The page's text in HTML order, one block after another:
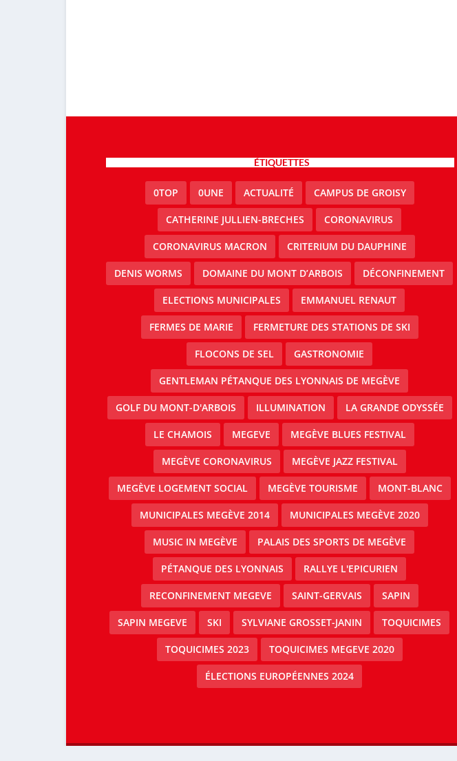
ÉTIQUETTES
0TOP 0UNE ACTUALITÉ CAMPUS DE GROISY
CATHERINE JULLIEN-BRECHES CORONAVIRUS
CORONAVIRUS MACRON CRITERIUM DU DAUPHINE
DENIS WORMS DOMAINE DU MONT D’ARBOIS DÉCONFINEMENT
ELECTIONS MUNICIPALES EMMANUEL RENAUT
FERMES DE MARIE FERMETURE DES STATIONS DE SKI
FLOCONS DE SEL GASTRONOMIE
GENTLEMAN PÉTANQUE DES LYONNAIS DE MEGÈVE
GOLF DU MONT-D'ARBOIS ILLUMINATION LA GRANDE ODYSSÉE
LE CHAMOIS MEGEVE MEGÈVE BLUES FESTIVAL
MEGÈVE CORONAVIRUS MEGÈVE JAZZ FESTIVAL
MEGÈVE LOGEMENT SOCIAL MEGÈVE TOURISME MONT-BLANC
MUNICIPALES MEGÈVE 2014 MUNICIPALES MEGÈVE 2020
MUSIC IN MEGÈVE PALAIS DES SPORTS DE MEGÈVE
PÉTANQUE DES LYONNAIS RALLYE L'EPICURIEN
RECONFINEMENT MEGEVE SAINT-GERVAIS SAPIN
SAPIN MEGEVE SKI SYLVIANE GROSSET-JANIN TOQUICIMES
TOQUICIMES 2023 TOQUICIMES MEGEVE 2020
ÉLECTIONS EUROPÉENNES 2024